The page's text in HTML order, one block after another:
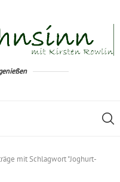
mit Schlagwort "Joghurt-